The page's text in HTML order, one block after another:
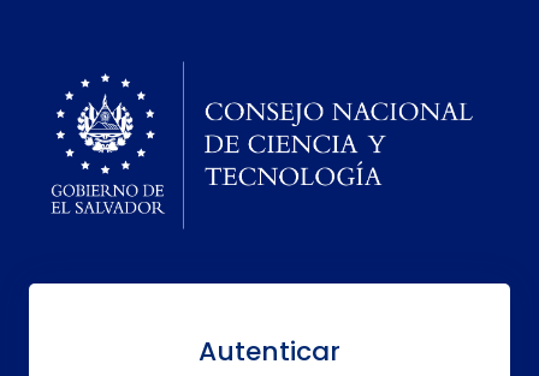
Autenticar